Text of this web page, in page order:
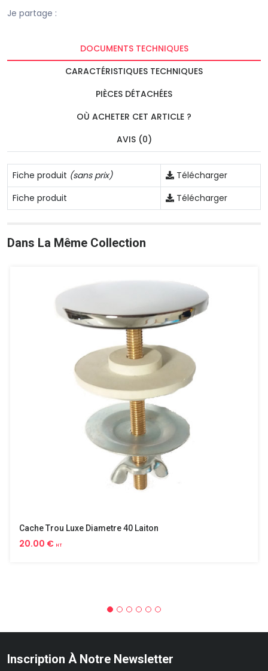
Je partage :
DOCUMENTS TECHNIQUES
CARACTÉRISTIQUES TECHNIQUES
PIÈCES DÉTACHÉES
OÙ ACHETER CET ARTICLE ?
AVIS (0)
Fiche produit (sans prix)
Télécharger
Fiche produit
Télécharger
Dans La Même Collection
Cache Trou Luxe Diametre 40 Laiton
20.00 € HT
Inscription À Notre Newsletter